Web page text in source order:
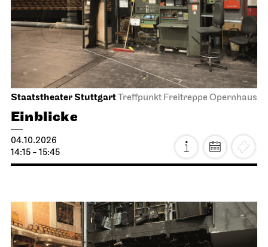
Staatstheater StuttgartTreffpunkt Freitreppe Opernhaus
Einblicke
04.10.2026
14:15 - 15:45